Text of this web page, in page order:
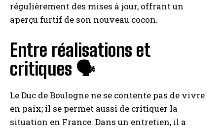
régulièrement des mises à jour, offrant un
aperçu furtif de son nouveau cocon.
Entre réalisations et
critiques 🗣️
Le Duc de Boulogne ne se contente pas de vivre
en paix; il se permet aussi de critiquer la
situation en France. Dans un entretien, il a